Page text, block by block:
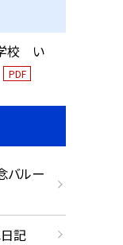
校 い
PDF
バルー
記